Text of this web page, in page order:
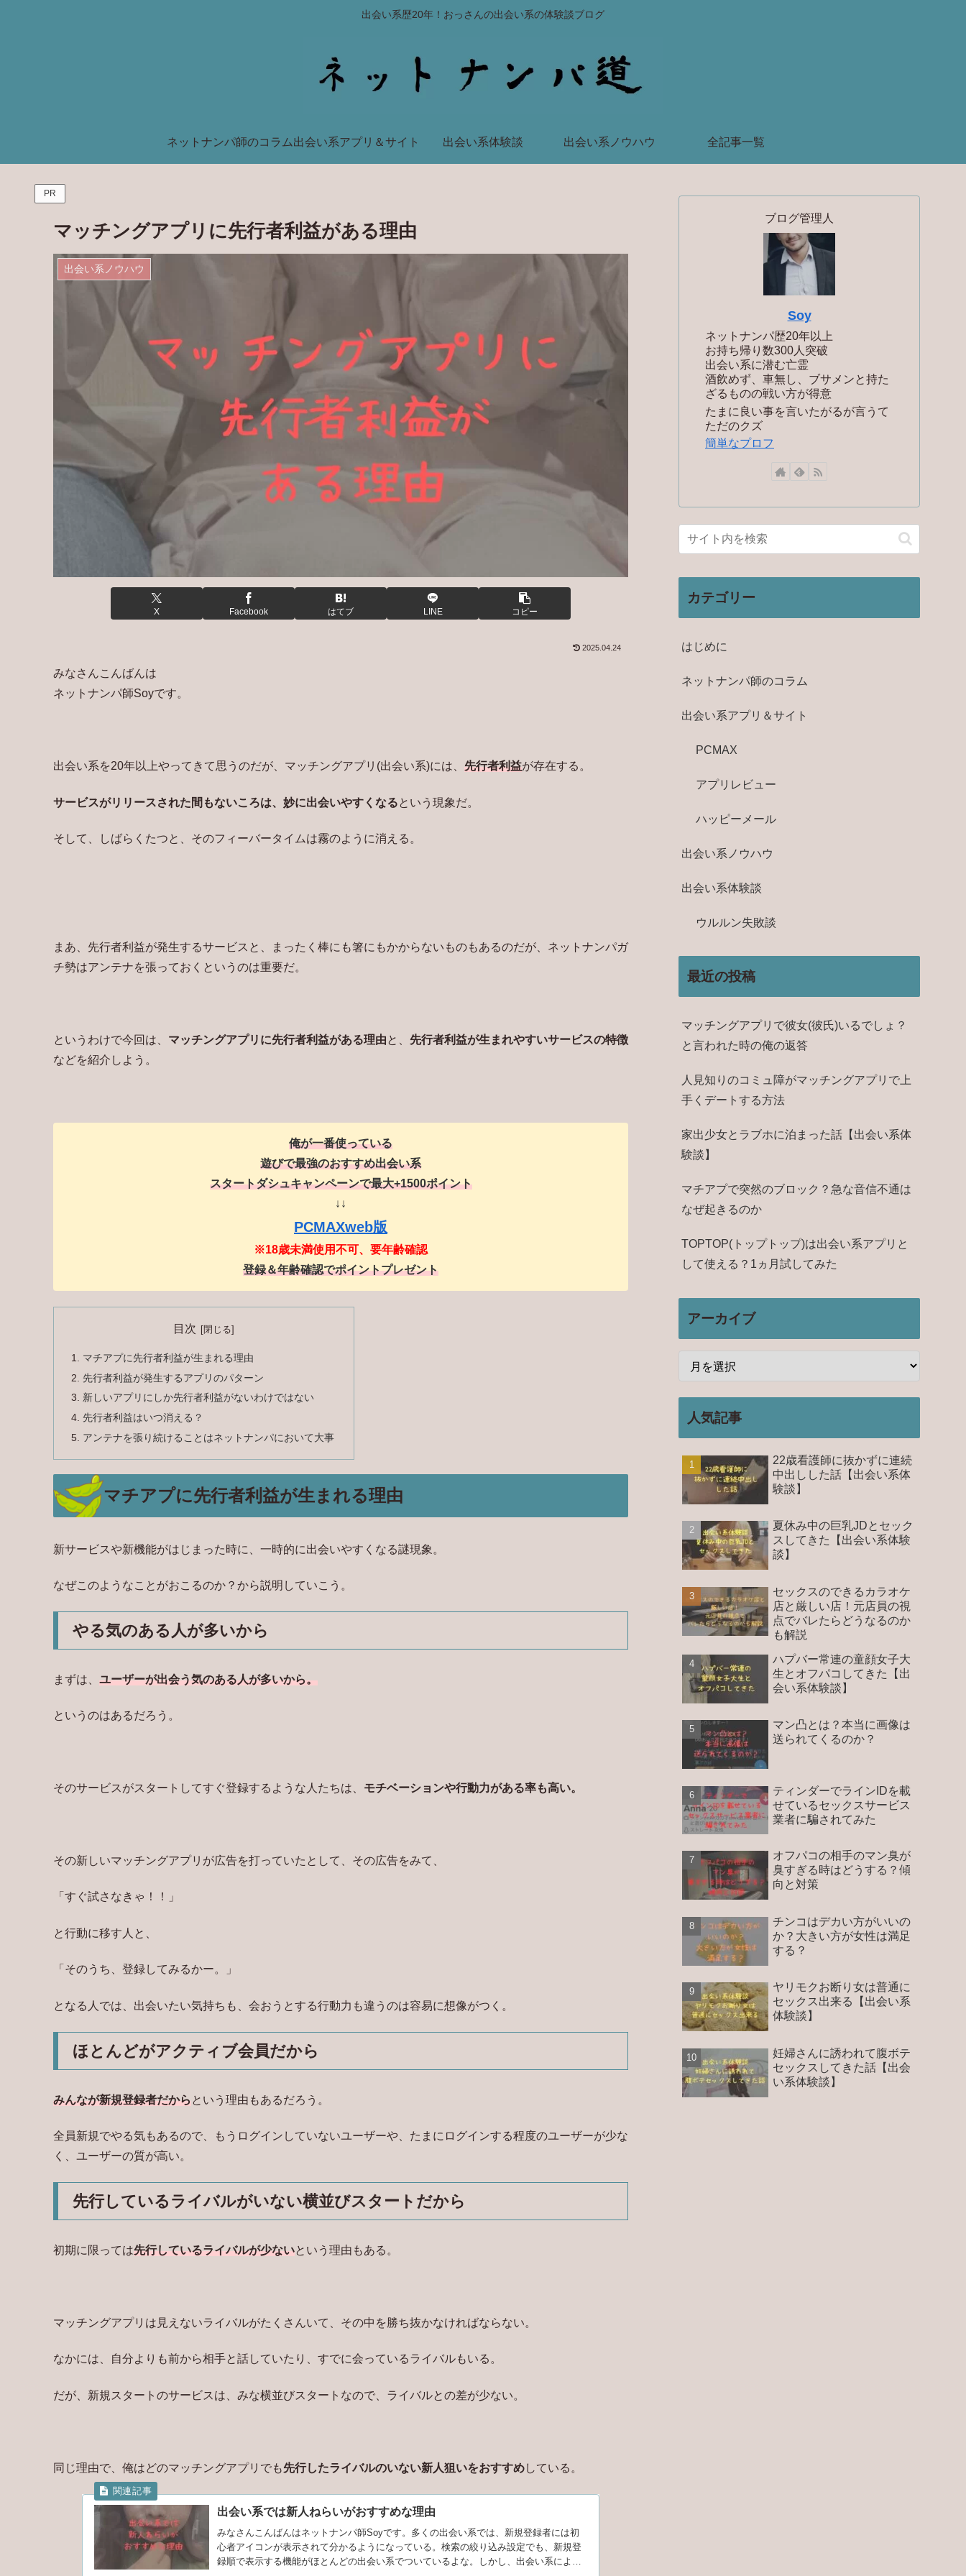
出会い系歴20年！おっさんの出会い系の体験談ブログ
ネットナンパ師のコラム出会い系アプリ＆サイト 出会い系体験談 出会い系ノウハウ 全記事一覧
PR
マッチングアプリに先行者利益がある理由
出会い系ノウハウ
X Facebook はてブ LINE コピー
2025.04.24
みなさんこんばんは
ネットナンパ師Soyです。
出会い系を20年以上やってきて思うのだが、マッチングアプリ(出会い系)には、 先行者利益が存在する。
サービスがリリースされた間もないころは、妙に出会いやすくなるという現象だ。
そして、しばらくたつと、そのフィーバータイムは霧のように消える。
まあ、先行者利益が発生するサービスと、まったく棒にも箸にもかからないものもあるのだが、ネットナンパガ
チ勢はアンテナを張っておくというのは重要だ。
というわけで今回は、 マッチングアプリに先行者利益がある理由と、 先行者利益が生まれやすいサービスの特徴
などを紹介しよう。
俺が一番使っている
遊びで最強のおすすめ出会い系
スタートダシュキャンペーンで最大+1500ポイント
↓↓
PCMAXweb版
※18歳未満使用不可、要年齢確認
登録＆年齢確認でポイントプレゼント
目次
マチアプに先行者利益が生まれる理由
先行者利益が発生するアプリのパターン
新しいアプリにしか先行者利益がないわけではない
先行者利益はいつ消える？
アンテナを張り続けることはネットナンパにおいて大事
マチアプに先行者利益が生まれる理由
新サービスや新機能がはじまった時に、一時的に出会いやすくなる謎現象。
なぜこのようなことがおこるのか？から説明していこう。
やる気のある人が多いから
まずは、 ユーザーが出会う気のある人が多いから。
というのはあるだろう。
そのサービスがスタートしてすぐ登録するような人たちは、 モチベーションや行動力がある率も高い。
その新しいマッチングアプリが広告を打っていたとして、その広告をみて、
「すぐ試さなきゃ！！」
と行動に移す人と、
「そのうち、登録してみるかー。」
となる人では、出会いたい気持ちも、会おうとする行動力も違うのは容易に想像がつく。
ほとんどがアクティブ会員だから
みんなが新規登録者だからという理由もあるだろう。
全員新規でやる気もあるので、もうログインしていないユーザーや、たまにログインする程度のユーザーが少な
く、ユーザーの質が高い。
先行しているライバルがいない横並びスタートだから
初期に限っては先行しているライバルが少ないという理由もある。
マッチングアプリは見えないライバルがたくさんいて、その中を勝ち抜かなければならない。
なかには、自分よりも前から相手と話していたり、すでに会っているライバルもいる。
だが、新規スタートのサービスは、みな横並びスタートなので、ライバルとの差が少ない。
同じ理由で、俺はどのマッチングアプリでも先行したライバルのいない新人狙いをおすすめしている。
出会い系では新人ねらいがおすすめな理由
みなさんこんばんはネットナンパ師Soyです。多くの出会い系では、新規登録者には初
心者アイコンが表示されて分かるようになっている。検索の絞り込み設定でも、新規登
録順で表示する機能がほとんどの出会い系でついているよな。しかし、出会い系によっ
ブログ管理人
Soy
ネットナンパ歴20年以上
お持ち帰り数300人突破
出会い系に潜む亡霊
酒飲めず、車無し、ブサメンと持た
ざるものの戦い方が得意
たまに良い事を言いたがるが言うて
ただのクズ
簡単なプロフ
カテゴリー
はじめに
ネットナンパ師のコラム
出会い系アプリ＆サイト
PCMAX
アプリレビュー
ハッピーメール
出会い系ノウハウ
出会い系体験談
ウルルン失敗談
最近の投稿
マッチングアプリで彼女(彼氏)いるでしょ？
と言われた時の俺の返答
人見知りのコミュ障がマッチングアプリで上
手くデートする方法
家出少女とラブホに泊まった話【出会い系体
験談】
マチアプで突然のブロック？急な音信不通は
なぜ起きるのか
TOPTOP(トップトップ)は出会い系アプリと
して使える？1ヵ月試してみた
アーカイブ
人気記事
22歳看護師に抜かずに連続
中出しした話【出会い系体
験談】
夏休み中の巨乳JDとセック
スしてきた【出会い系体験
談】
セックスのできるカラオケ
店と厳しい店！元店員の視
点でバレたらどうなるのか
も解説
ハプバー常連の童顔女子大
生とオフパコしてきた【出
会い系体験談】
マン凸とは？本当に画像は
送られてくるのか？
ティンダーでラインIDを載
せているセックスサービス
業者に騙されてみた
オフパコの相手のマン臭が
臭すぎる時はどうする？傾
向と対策
チンコはデカい方がいいの
か？大きい方が女性は満足
する？
ヤリモクお断り女は普通に
セックス出来る【出会い系
体験談】
妊婦さんに誘われて腹ボテ
セックスしてきた話【出会
い系体験談】